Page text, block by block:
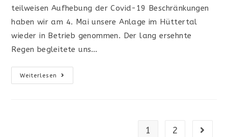
teilweisen Aufhebung der Covid-19 Beschränkungen
haben wir am 4. Mai unsere Anlage im Hüttertal
wieder in Betrieb genommen. Der lang ersehnte
Regen begleitete uns…
Weiterlesen
Wiederinbetriebnahme
Des
1 2 Gehe